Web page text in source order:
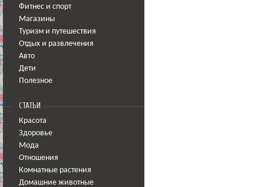
Фитнес и спорт
Магазины
Туризм и путешествия
Отдых и развлечения
Авто
Дети
Полезное
СТАТЬИ
Красота
Здоровье
Мода
Отношения
Комнатные растения
Домашние животные